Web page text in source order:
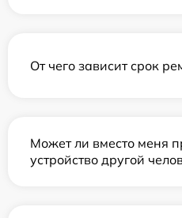
От чего зависит срок
Может ли вместо меня
устройство другой